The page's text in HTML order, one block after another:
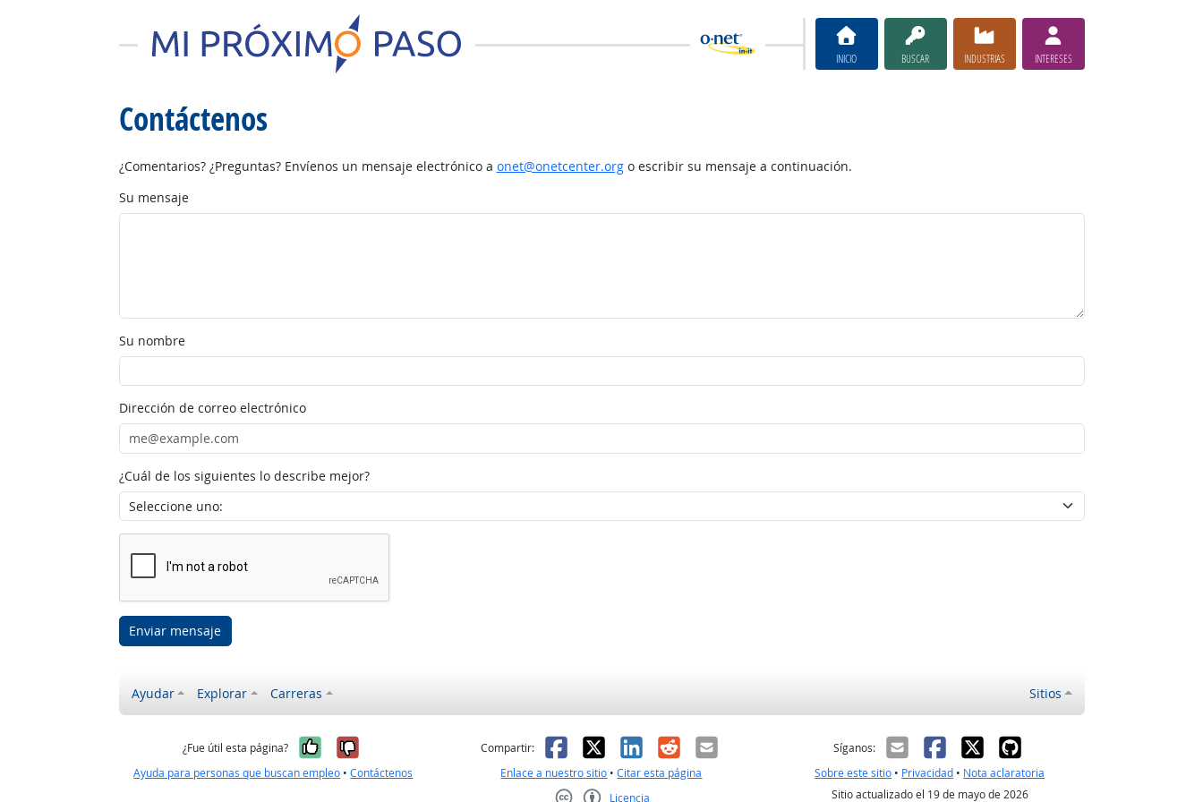
INICIO BUSCAR INDUSTRIAS INTERESES
Contáctenos
¿Comentarios? ¿Preguntas? Envíenos un mensaje electrónico a onet@onetcenter.orgo escribir su mensaje a continuación.
Su mensaje
Su nombre
Dirección de correo electrónico
¿Cuál de los siguientes lo describe mejor?
Enviar mensaje
Ayudar Explorar Carreras Sitios
¿Fue útil esta página? Sí, fue útil
No, no fue útil
Ayuda para personas que buscan empleo •Contáctenos
Compartir: Facebook
X LinkedIn
RedditCorreo electrónico
Enlace a nuestro sitio •Citar esta página
Licencia
Síganos:
Sobre este sitio • Privacidad • Nota aclaratoria
Sitio actualizado el 19 de mayo de 2026